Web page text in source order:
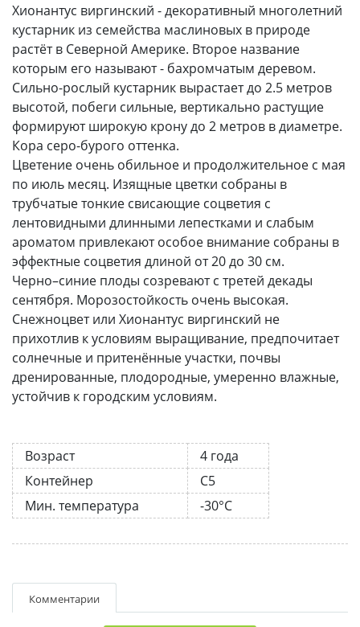
Хионантус виргинский - декоративный многолетний
кустарник из семейства маслиновых в природе
растёт в Северной Америке. Второе название
которым его называют - бахромчатым деревом.
Сильно-рослый кустарник вырастает до 2.5 метров
высотой, побеги сильные, вертикально растущие
формируют широкую крону до 2 метров в диаметре.
Кора серо-бурого оттенка.
Цветение очень обильное и продолжительное с мая
по июль месяц. Изящные цветки собраны в
трубчатые тонкие свисающие соцветия с
лентовидными длинными лепестками и слабым
ароматом привлекают особое внимание собраны в
эффектные соцветия длиной от 20 до 30 см.
Черно–синие плоды созревают с третей декады
сентября. Морозостойкость очень высокая.
Снежноцвет или Хионантус виргинский не
прихотлив к условиям выращивание, предпочитает
солнечные и притенённые участки, почвы
дренированные, плодородные, умеренно влажные,
устойчив к городским условиям.
Возраст
4 года
Контейнер
С5
Мин. температура
-30°C
Комментарии